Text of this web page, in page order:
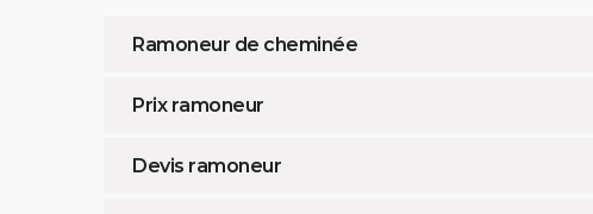
Ramoneur de cheminée
Prix ramoneur
Devis ramoneur